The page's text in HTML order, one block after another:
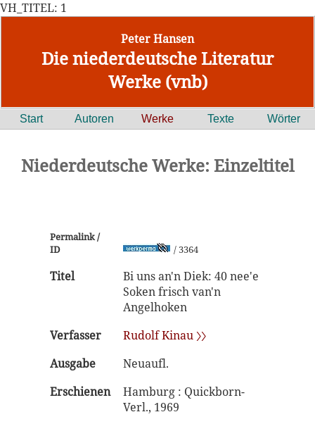
VH_TITEL: 1
Peter Hansen
Die niederdeutsche Literatur
Werke (vnb)
Start Autoren Werke Texte Wörter
Niederdeutsche Werke: Einzeltitel
Permalink /
ID
/ 3364
Titel
Bi uns an'n Diek: 40 nee'e
Soken frisch van'n
Angelhoken
Verfasser
Rudolf Kinau 〉〉
Ausgabe
Neuaufl.
Erschienen
Hamburg : Quickborn-
Verl., 1969